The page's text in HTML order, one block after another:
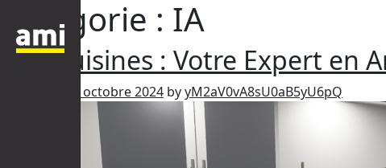
Catégorie : IA
Ami Cuisines : Votre Expert en
25 octobre 2024 byyM2aV0vA8sU0aB5yU6pQ